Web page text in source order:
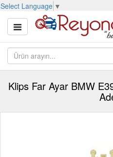
Select Language ▼
Klips Far Ayar BMW